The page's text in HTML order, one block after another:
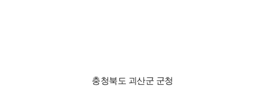
충청북도 괴산군 군청